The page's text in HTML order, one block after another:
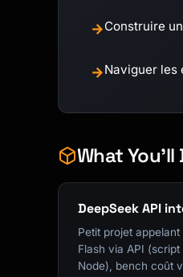
→Construire
→Naviguer les
What You'll
DeepSeek API
Petit projet
Flash via API
Node), bench coût